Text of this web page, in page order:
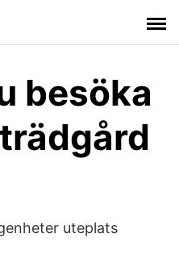
besöka
uteplats